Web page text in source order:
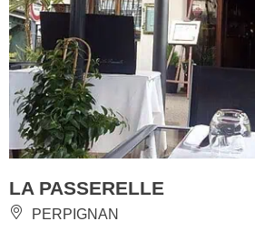
LA PASSERELLE
PERPIGNAN